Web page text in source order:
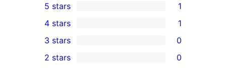
1
5-
star
review
5 stars 1
4-
star
4 stars 1
0
3-
3 stars 0
2 stars 0